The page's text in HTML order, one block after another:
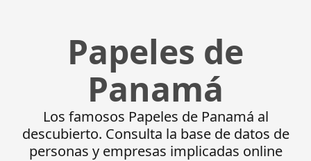
Papeles de
Panamá
Los famosos Papeles de Panamá al
descubierto. Consulta la base de datos de
personas y empresas implicadas online